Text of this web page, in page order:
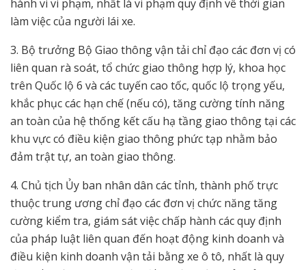
hành vi vi phạm, nhất là vi phạm quy định về thời gian
làm việc của người lái xe.
3. Bộ trưởng Bộ Giao thông vận tải chỉ đạo các đơn vị có
liên quan rà soát, tổ chức giao thông hợp lý, khoa học
trên Quốc lộ 6 và các tuyến cao tốc, quốc lộ trọng yếu,
khắc phục các hạn chế (nếu có), tăng cường tính năng
an toàn của hệ thống kết cấu hạ tầng giao thông tại các
khu vực có điều kiện giao thông phức tạp nhằm bảo
đảm trật tự, an toàn giao thông.
4. Chủ tịch Ủy ban nhân dân các tỉnh, thành phố trực
thuộc trung ương chỉ đạo các đơn vị chức năng tăng
cường kiểm tra, giám sát việc chấp hành các quy định
của pháp luật liên quan đến hoạt động kinh doanh và
điều kiện kinh doanh vận tải bằng xe ô tô, nhất là quy